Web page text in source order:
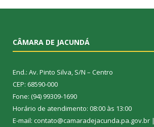
CÂMARA DE JACUNDÁ
End.: Av. Pinto Silva, S/N – Centro
CEP: 68590-000
Fone: (94) 99309-1690
Horário de atendimento: 08:00 às 13:00
E-mail: contato@camaradejacunda.pa.gov.br |